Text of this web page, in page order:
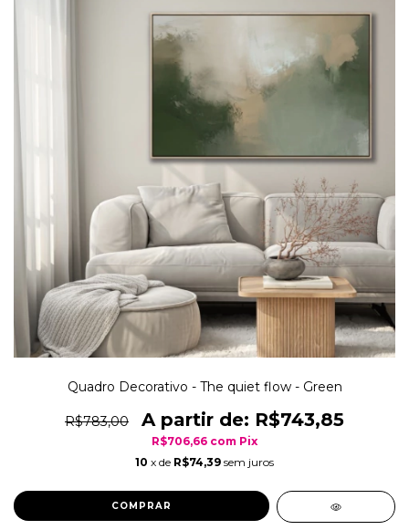
Quadro Decorativo - The quiet flow - Green
R$783,00 R$743,85
R$706,66 com Pix
10 x de R$74,39 sem juros
COMPRAR